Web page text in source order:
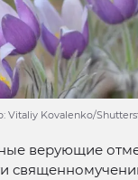
Vitaliy Kovalenko/
верующие